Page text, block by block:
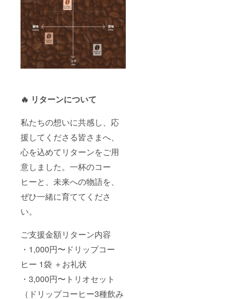
🔥 リターンについて
私たちの想いに共感し、応
援してくださる皆さまへ、
心を込めてリターンをご用
意しました。一杯のコー
ヒーと、未来への物語を、
ぜひ一緒に育ててくださ
い。
ご支援金額リターン内容
・1,000円〜ドリップコー
ヒー 1袋 ＋お礼状
・3,000円〜トリオセット
（ドリップコーヒー3種飲み